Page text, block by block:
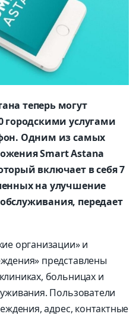
теперь могут
городскими услугами
Одним из самых
Smart Astana
включает в себя 7
на улучшение
передает
организации» и
представлены
больницах и
Пользователи
адрес, контактные